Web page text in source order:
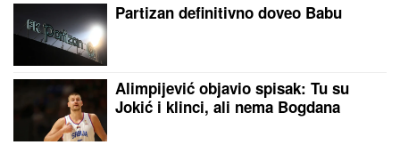
Partizan definitivno doveo Babu
Alimpijević objavio spisak: Tu su
Jokić i klinci, ali nema Bogdana